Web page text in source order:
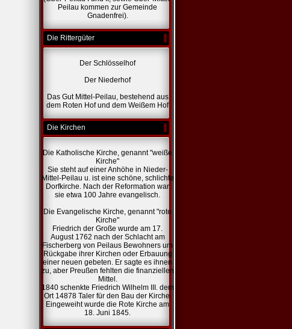
Peilau kommen zur Gemeinde
Gnadenfrei).
Die Rittergüter
Der Schlösselhof
Der Niederhof
Das Gut Mittel-Peilau, bestehend aus
dem Roten Hof und dem Weißem Hof
Die Kirchen
Die Katholische Kirche, genannt "weiße
Kirche"
Sie steht auf einer Anhöhe in Nieder-
Mittel-Peilau u. ist eine schöne, schlichte
Dorfkirche. Nach der Reformation war
sie etwa 100 Jahre evangelisch.
Die Evangelische Kirche, genannt "rote
Kirche"
Friedrich der Große wurde am 17.
August 1762 nach der Schlacht am
Fischerberg von Peilaus Bewohners um
Rückgabe ihrer Kirchen oder Erbauung
einer neuen gebeten. Er sagte es ihnen
zu, aber Preußen fehlten die finanziellen
Mittel.
1840 schenkte Friedrich Wilhelm III. dem
Ort 14878 Taler für den Bau der Kirche.
Eingeweiht wurde die Rote Kirche am
18. Juni 1845.